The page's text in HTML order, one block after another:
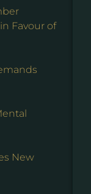
Favour of
New